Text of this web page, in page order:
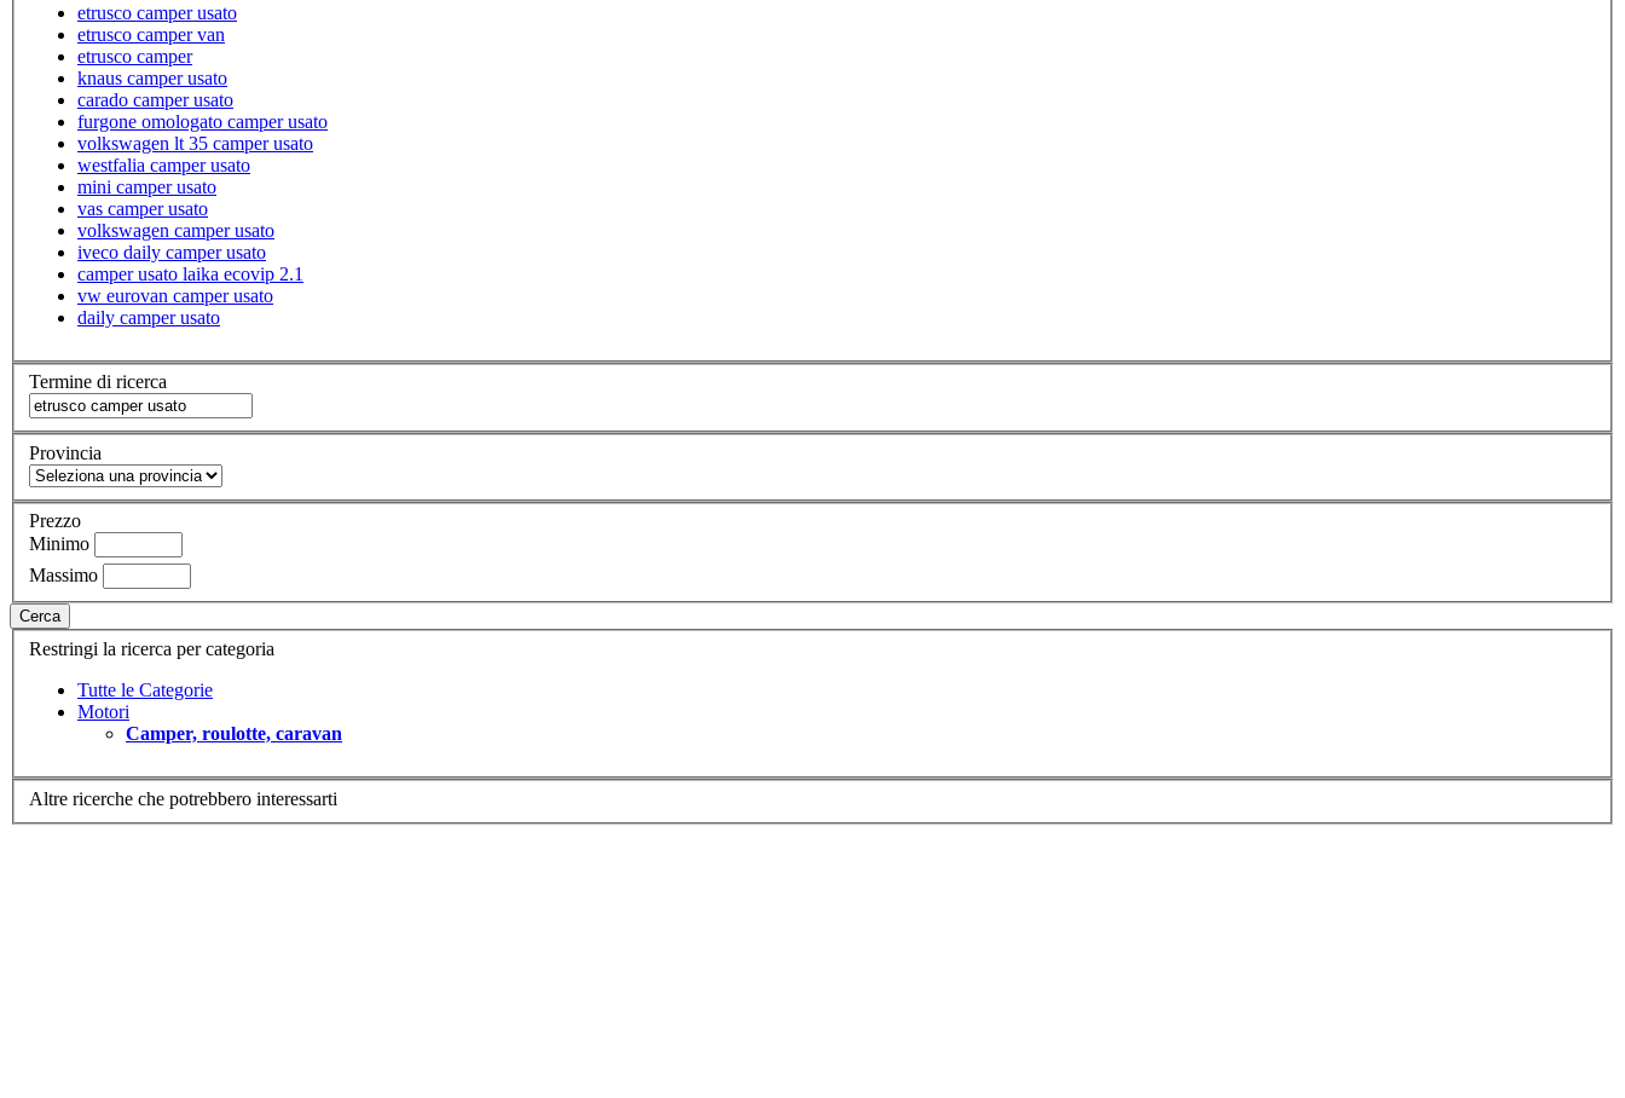
etrusco camper usato
etrusco camper van
etrusco camper
knaus camper usato
carado camper usato
furgone omologato camper usato
volkswagen lt 35 camper usato
westfalia camper usato
mini camper usato
vas camper usato
volkswagen camper usato
iveco daily camper usato
camper usato laika ecovip 2.1
vw eurovan camper usato
daily camper usato
Termine di ricerca
Provincia
Prezzo
Minimo
Massimo
Cerca
Restringi la ricerca per categoria
Tutte le Categorie
Motori
Camper, roulotte, caravan
Altre ricerche che potrebbero interessarti